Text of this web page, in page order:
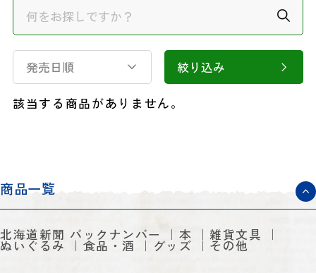
発売日順 絞り込み
該当する商品がありません。
商品一覧
北海道新聞 バックナンバー 本 雑貨文具
ぬいぐるみ 食品・酒 グッズ その他